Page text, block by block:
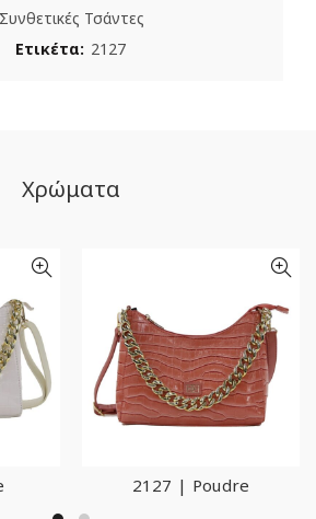
Συνθετικές Τσάντες
Ετικέτα: 2127
Χρώματα
2127 | Poudre